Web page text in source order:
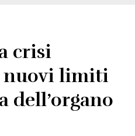
Fiscali
crisi
nuovi limiti
dell’organo